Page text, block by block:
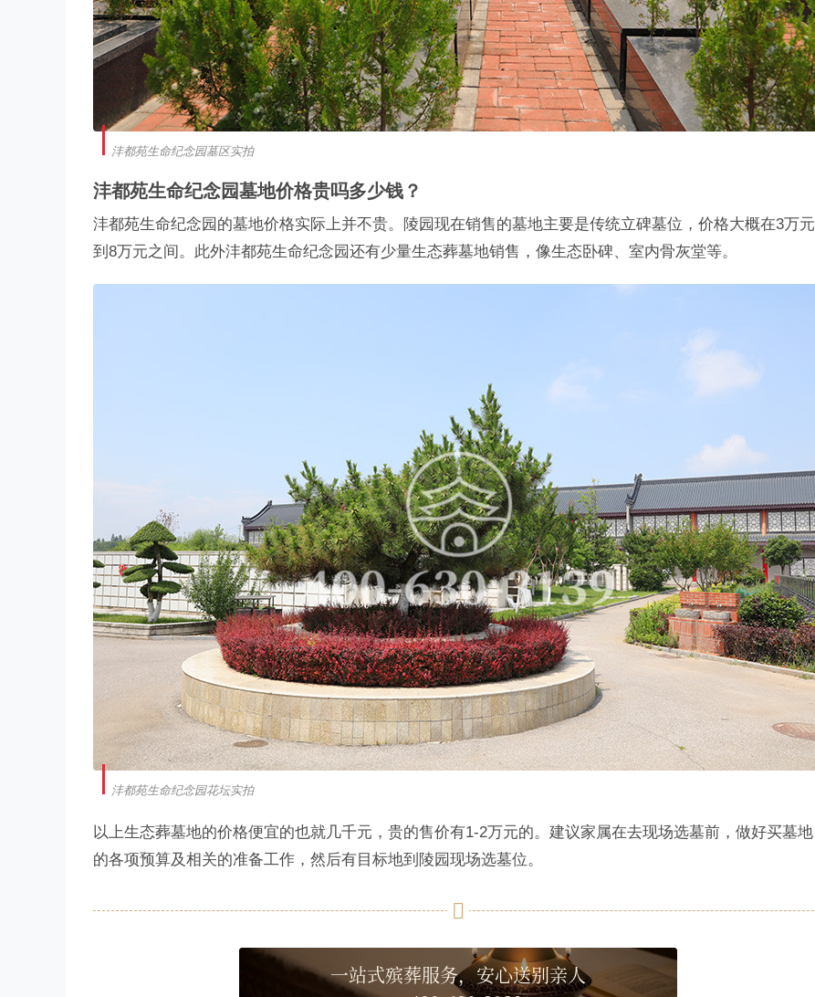
沣都苑生命纪念园墓区实拍
沣都苑生命纪念园墓地价格贵吗多少钱？
沣都苑生命纪念园的墓地价格实际上并不贵。陵园现在销售的墓地主要是传统立碑墓位，价格大概在3万元
到8万元之间。此外沣都苑生命纪念园还有少量生态葬墓地销售，像生态卧碑、室内骨灰堂等。
沣都苑生命纪念园花坛实拍
以上生态葬墓地的价格便宜的也就几千元，贵的售价有1-2万元的。建议家属在去现场选墓前，做好买墓地
的各项预算及相关的准备工作，然后有目标地到陵园现场选墓位。
一站式殡葬服务，安心送别亲人